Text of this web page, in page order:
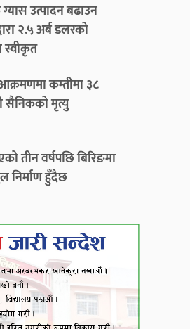
उत्पादन बढाउन
२.५ अर्ब डलरको
स्वीकृत
कम्तीमा ३८
सैनिकको मृत्यु
तीन वर्षपछि बिरिङमा
निर्माण हुँदैछ